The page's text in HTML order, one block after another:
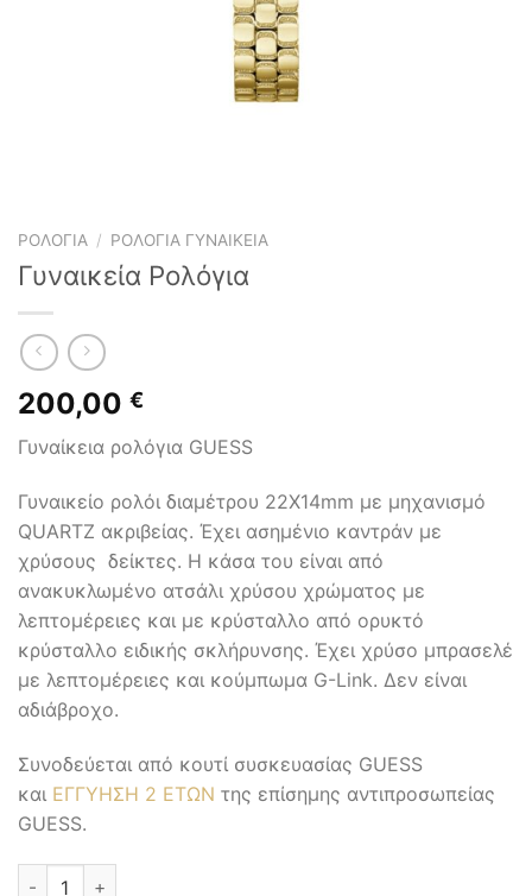
ΡΟΛΌΓΙΑ / ΡΟΛΌΓΙΑ ΓΥΝΑΙΚΕΊΑ
Γυναικεία Ρολόγια
200,00 €
Γυναίκεια ρολόγια GUESS
Γυναικείο ρολόι διαμέτρου 22Χ14mm με μηχανισμό
QUARTZ ακριβείας. Έχει ασημένιο καντράν με
χρύσους δείκτες. Η κάσα του είναι από
ανακυκλωμένο ατσάλι χρύσου χρώματος με
λεπτομέρειες και με κρύσταλλο από ορυκτό
κρύσταλλο ειδικής σκλήρυνσης. Έχει χρύσο μπρασελέ
με λεπτομέρειες και κούμπωμα G-Link. Δεν είναι
αδιάβροχο.
Συνοδεύεται από κουτί συσκευασίας GUESS
και ΕΓΓΥΗΣΗ 2 ΕΤΩΝ της επίσημης αντιπροσωπείας
GUESS.
Γυναικεία Ρολόγια ποσότητα